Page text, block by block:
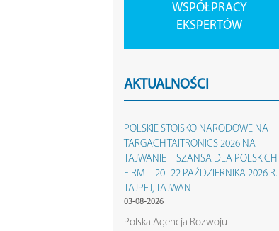
WSPÓŁPRACY
EKSPERTÓW
AKTUALNOŚCI
POLSKIE STOISKO NARODOWE NA
TARGACH TAITRONICS 2026 NA
TAJWANIE – SZANSA DLA POLSKICH
FIRM – 20–22 PAŹDZIERNIKA 2026 R. |
TAJPEJ, TAJWAN
03-08-2026
Polska Agencja Rozwoju